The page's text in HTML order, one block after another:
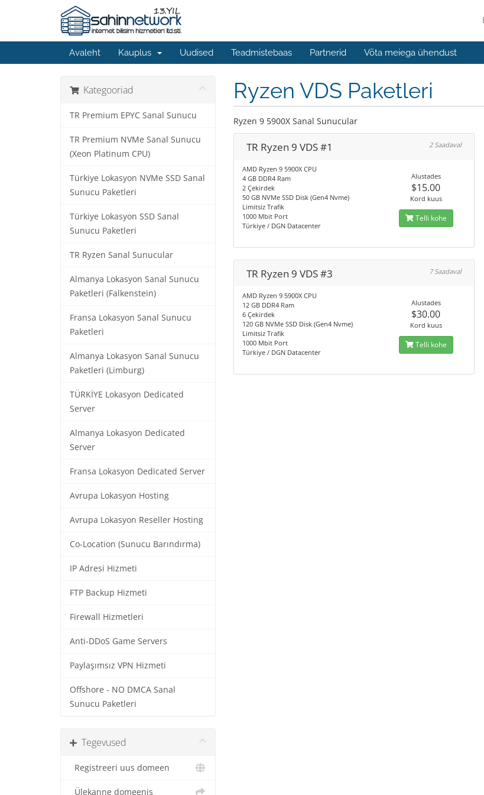
Avaleht Kauplus Uudised Teadmistebaas Partnerid Võta meiega ühendust
Kategooriad
TR Premium EPYC Sanal Sunucu
TR Premium NVMe Sanal Sunucu
(Xeon Platinum CPU)
Türkiye Lokasyon NVMe SSD Sanal
Sunucu Paketleri
Türkiye Lokasyon SSD Sanal
Sunucu Paketleri
TR Ryzen Sanal Sunucular
Almanya Lokasyon Sanal Sunucu
Paketleri (Falkenstein)
Fransa Lokasyon Sanal Sunucu
Paketleri
Almanya Lokasyon Sanal Sunucu
Paketleri (Limburg)
TÜRKİYE Lokasyon Dedicated
Server
Almanya Lokasyon Dedicated
Server
Fransa Lokasyon Dedicated Server
Avrupa Lokasyon Hosting
Avrupa Lokasyon Reseller Hosting
Co-Location (Sunucu Barındırma)
IP Adresi Hizmeti
FTP Backup Hizmeti
Firewall Hizmetleri
Anti-DDoS Game Servers
Paylaşımsız VPN Hizmeti
Offshore - NO DMCA Sanal
Sunucu Paketleri
Tegevused
Registreeri uus domeen
Ülekanne domeenis
Ryzen VDS Paketleri
Ryzen 9 5900X Sanal Sunucular
TR Ryzen 9 VDS #1 2 Saadaval
AMD Ryzen 9 5900X CPU
4 GB DDR4 Ram
2 Çekirdek
50 GB NVMe SSD Disk (Gen4 Nvme)
Limitsiz Trafik
1000 Mbit Port
Türkiye / DGN Datacenter
Alustades
$15.00
Kord kuus
Telli kohe
TR Ryzen 9 VDS #3 7 Saadaval
AMD Ryzen 9 5900X CPU
12 GB DDR4 Ram
6 Çekirdek
120 GB NVMe SSD Disk (Gen4 Nvme)
Limitsiz Trafik
1000 Mbit Port
Türkiye / DGN Datacenter
Alustades
$30.00
Kord kuus
Telli kohe